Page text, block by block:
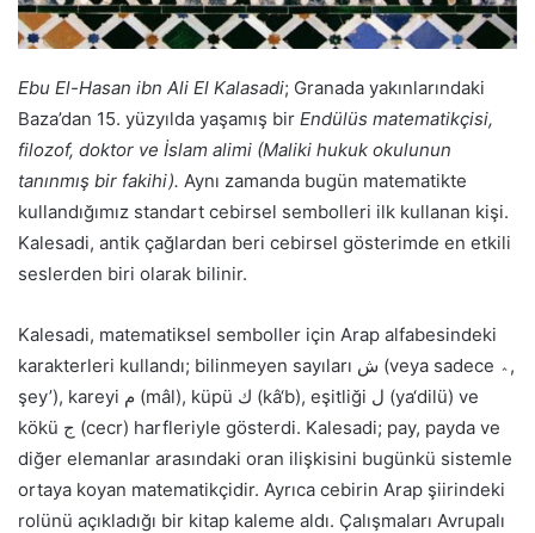
Ebu El-Hasan ibn Ali El Kalasadi; Granada yakınlarındaki
Baza’dan 15. yüzyılda yaşamış bir Endülüs matematikçisi,
filozof, doktor ve İslam alimi (Maliki hukuk okulunun
tanınmış bir fakihi). Aynı zamanda bugün matematikte
kullandığımız standart cebirsel sembolleri ilk kullanan kişi.
Kalesadi, antik çağlardan beri cebirsel gösterimde en etkili
seslerden biri olarak bilinir.
Kalesadi, matematiksel semboller için Arap alfabesindeki
karakterleri kullandı; bilinmeyen sayıları ش (veya sadece ؞,
şey’), kareyi م (mâl), küpü ك (kâ‘b), eşitliği ل (ya‘dilü) ve
kökü ج (cecr) harfleriyle gösterdi. Kalesadi; pay, payda ve
diğer elemanlar arasındaki oran ilişkisini bugünkü sistemle
ortaya koyan matematikçidir. Ayrıca cebirin Arap şiirindeki
rolünü açıkladığı bir kitap kaleme aldı. Çalışmaları Avrupalı